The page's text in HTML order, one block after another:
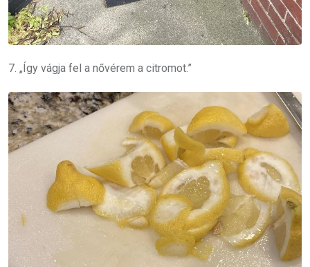
7. „Így vágja fel a nővérem a citromot.”